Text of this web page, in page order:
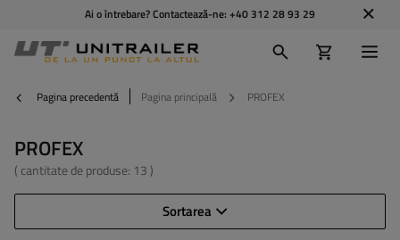
Ai o întrebare? Contactează-ne: +40 312 28 93 29
Pagina precedentă Pagina principală PROFEX
PROFEX
( cantitate de produse: 13 )
Sortarea